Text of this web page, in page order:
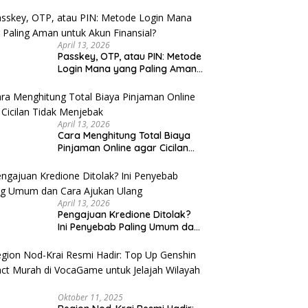
April 13, 2026
Passkey, OTP, atau PIN: Metode
Login Mana yang Paling Aman
April 13, 2026
Cara Menghitung Total Biaya
Pinjaman Online agar Cicilan
April 13, 2026
Pengajuan Kredione Ditolak?
Ini Penyebab Paling Umum dan
Oktober 11, 2025